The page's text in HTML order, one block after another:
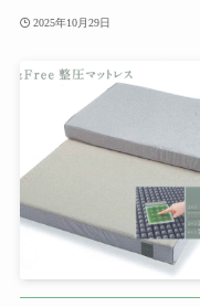
2025年10月29日